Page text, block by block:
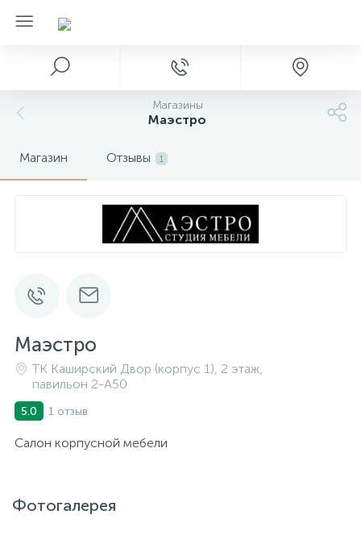
Магазины
Маэстро
Магазин Отзывы 1
Маэстро
ТК Каширский Двор (корпус 1), 2 этаж,
павильон 2-A50
5.0 1 отзыв
Салон корпусной мебели
Фотогалерея